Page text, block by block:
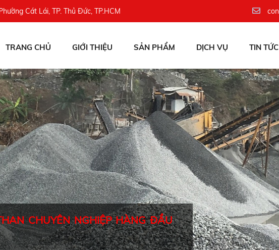
Cát Lái, TP. Thủ Đức, TP.HCM
TRANG CHỦ GIỚI THIỆU SẢN PHẨM DỊCH VỤ TIN TỨC
CHUYÊN NGHIỆP HÀNG ĐẦU